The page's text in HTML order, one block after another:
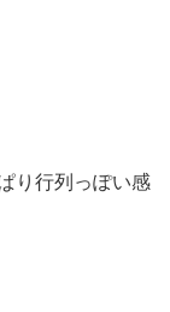
り行列っぽい感